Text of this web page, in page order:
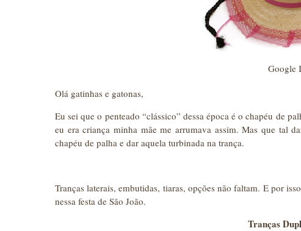
Google
Olá gatinhas e gatonas,
Eu sei que o penteado “clássico” dessa época é o chapéu de
eu era criança minha mãe me arrumava assim. Mas que tal
chapéu de palha e dar aquela turbinada na trança.
Tranças laterais, embutidas, tiaras, opções não faltam. E por
nessa festa de São João.
Tranças